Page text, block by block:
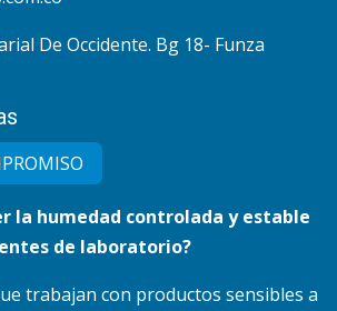
De Occidente. Bg 18- Funza
la humedad controlada y estable
de laboratorio?
trabajan con productos sensibles a